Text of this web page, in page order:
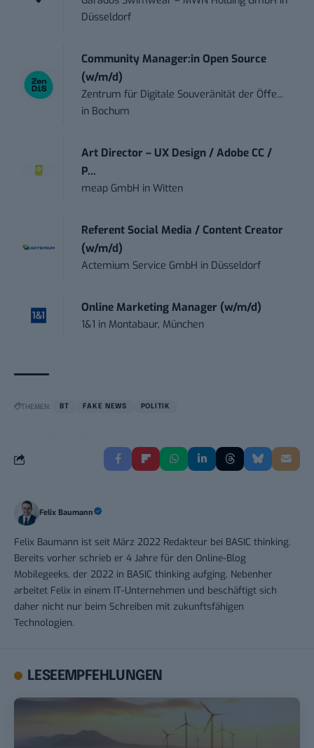
Düsseldorf
Community Manager:in Open Source
(w/m/d)
Zentrum für Digitale Souveränität der Öffe...
in Bochum
Art Director – UX Design / Adobe CC /
P...
meap GmbH inWitten
Referent Social Media / Content Creator
(w/m/d)
Actemium Service GmbH in Düsseldorf
Online Marketing Manager (w/m/d)
1&1 in Montabaur, München
THEMEN: BT FAKE NEWS POLITIK
Felix Baumann
Felix Baumann ist seit März 2022 Redakteur bei BASIC thinking.
Bereits vorher schrieb er 4 Jahre für den Online-Blog
Mobilegeeks, der 2022 in BASIC thinking aufging. Nebenher
arbeitet Felix in einem IT-Unternehmen und beschäftigt sich
daher nicht nur beim Schreiben mit zukunftsfähigen
Technologien.
LESEEMPFEHLUNGEN